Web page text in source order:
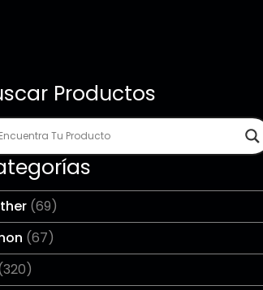
Productos
(69)
(67)